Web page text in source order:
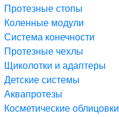
Протезные стопы
Коленные модули
Система конечности
Протезные чехлы
Щиколотки и адаптеры
Детские системы
Аквапротезы
Косметические облицовки